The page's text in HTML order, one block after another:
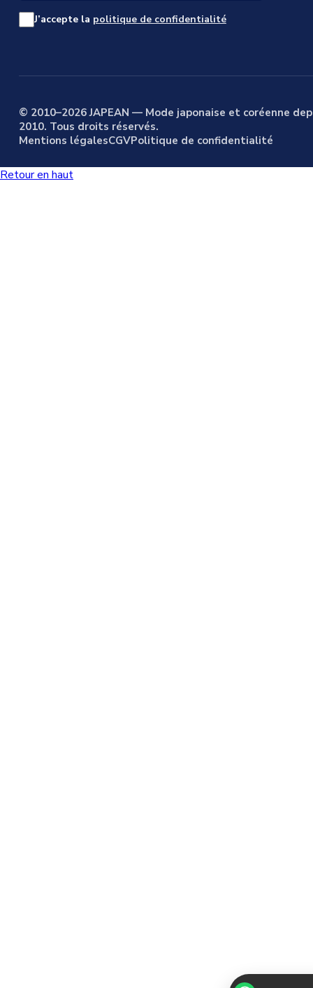
J’accepte la politique de confidentialité
© 2010–2026 JAPEAN — Mode japonaise et coréenne
2010. Tous droits réservés.
Mentions légalesCGVPolitique de confidentialité
Retour en haut